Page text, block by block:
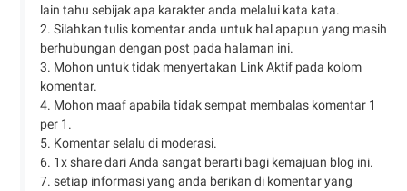
lain tahu sebijak apa karakter anda melalui kata kata.
2. Silahkan tulis komentar anda untuk hal apapun yang masih
berhubungan dengan post pada halaman ini.
3. Mohon untuk tidak menyertakan Link Aktif pada kolom
komentar.
4. Mohon maaf apabila tidak sempat membalas komentar 1
per 1.
5. Komentar selalu di moderasi.
6. 1x share dari Anda sangat berarti bagi kemajuan blog ini.
7. setiap informasi yang anda berikan di komentar yang